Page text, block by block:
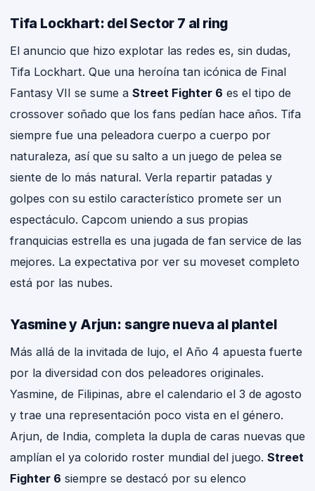
Tifa Lockhart: del Sector 7 al ring
El anuncio que hizo explotar las redes es, sin dudas,
Tifa Lockhart. Que una heroína tan icónica de Final
Fantasy VII se sume a Street Fighter 6 es el tipo de
crossover soñado que los fans pedían hace años. Tifa
siempre fue una peleadora cuerpo a cuerpo por
naturaleza, así que su salto a un juego de pelea se
siente de lo más natural. Verla repartir patadas y
golpes con su estilo característico promete ser un
espectáculo. Capcom uniendo a sus propias
franquicias estrella es una jugada de fan service de las
mejores. La expectativa por ver su moveset completo
está por las nubes.
Yasmine y Arjun: sangre nueva al plantel
Más allá de la invitada de lujo, el Año 4 apuesta fuerte
por la diversidad con dos peleadores originales.
Yasmine, de Filipinas, abre el calendario el 3 de agosto
y trae una representación poco vista en el género.
Arjun, de India, completa la dupla de caras nuevas que
amplían el ya colorido roster mundial del juego. Street
Fighter 6 siempre se destacó por su elenco